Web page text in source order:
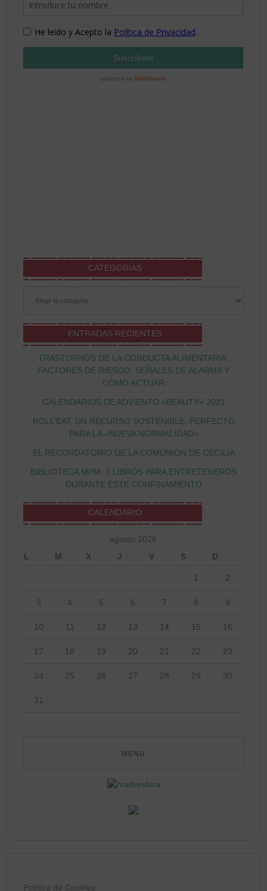
CATEGORÍAS
ENTRADAS RECIENTES
TRASTORNOS DE LA CONDUCTA ALIMENTARIA:
FACTORES DE RIESGO, SEÑALES DE ALARMA Y
CÓMO ACTUAR
CALENDARIOS DE ADVIENTO «BEAUTY» 2021
ROLL’EAT, UN RECURSO SOSTENIBLE, PERFECTO
PARA LA «NUEVA NORMALIDAD»
EL RECORDATORIO DE LA COMUNIÓN DE CECILIA
BIBLIOTECA MPM: 3 LIBROS PARA ENTRETENEROS
DURANTE ESTE CONFINAMIENTO
CALENDARIO
agosto 2026
L
M X J V S D
1 2
3 4 5 6 7 8 9
10 11 12 13 14 15 16
17 18 19 20 21 22 23
24 25 26 27 28 29 30
31
Política de Cookies